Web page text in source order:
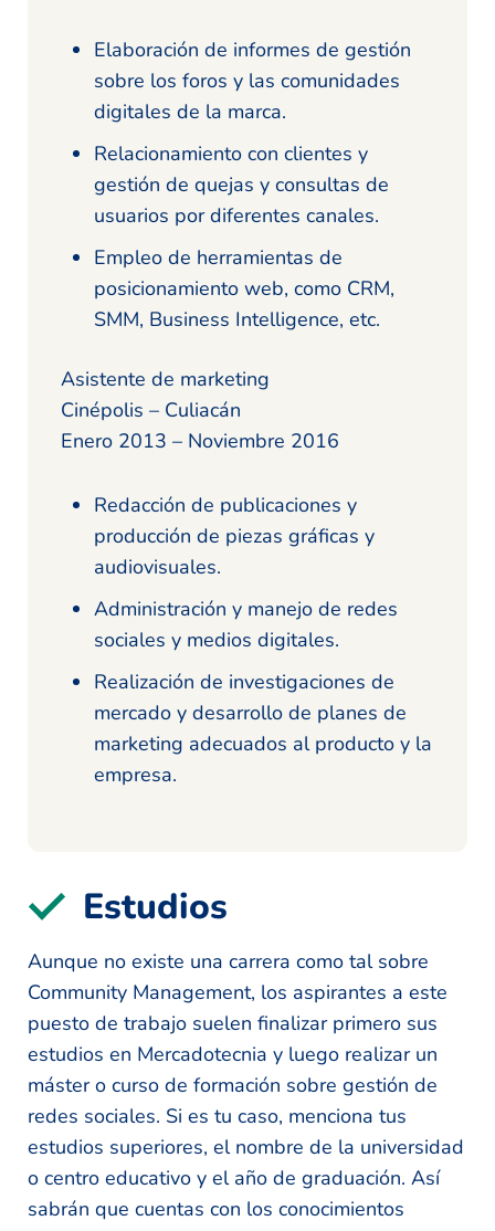
Elaboración de informes de gestión
sobre los foros y las comunidades
digitales de la marca.
Relacionamiento con clientes y
gestión de quejas y consultas de
usuarios por diferentes canales.
Empleo de herramientas de
posicionamiento web, como CRM,
SMM, Business Intelligence, etc.
Asistente de marketing
Cinépolis – Culiacán
Enero 2013 – Noviembre 2016
Redacción de publicaciones y
producción de piezas gráficas y
audiovisuales.
Administración y manejo de redes
sociales y medios digitales.
Realización de investigaciones de
mercado y desarrollo de planes de
marketing adecuados al producto y la
empresa.
Estudios
Aunque no existe una carrera como tal sobre
Community Management, los aspirantes a este
puesto de trabajo suelen finalizar primero sus
estudios en Mercadotecnia y luego realizar un
máster o curso de formación sobre gestión de
redes sociales. Si es tu caso, menciona tus
estudios superiores, el nombre de la universidad
o centro educativo y el año de graduación. Así
sabrán que cuentas con los conocimientos